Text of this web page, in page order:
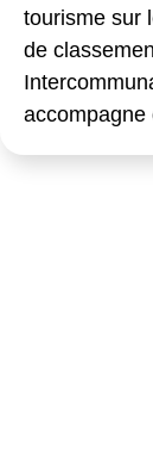
tourisme sur
de